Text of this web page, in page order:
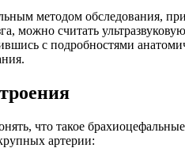
методом обследования,
можно считать
с подробностями
что такое
артерии: